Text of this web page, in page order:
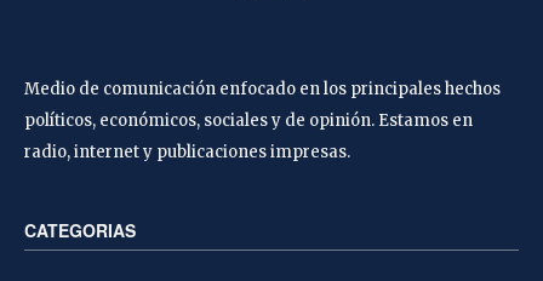
Medio de comunicación enfocado en los principales hechos
políticos, económicos, sociales y de opinión. Estamos en
radio, internet y publicaciones impresas.
CATEGORIAS